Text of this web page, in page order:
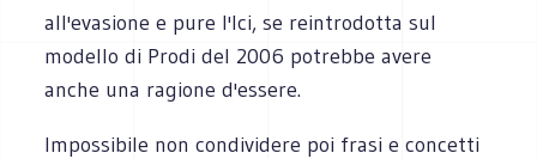
all'evasione e pure l'Ici, se reintrodotta sul
modello di Prodi del 2006 potrebbe avere
anche una ragione d'essere.
Impossibile non condividere poi frasi e concetti